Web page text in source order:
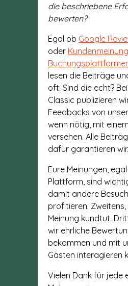
die beschriebene
bewerten?
Egal ob Google
oder
lesen die Beiträge
oft: Sind die echt?
Classic publizieren
Feedbacks von
wenn nötig, mit
versehen. Alle
dafür garantieren wir.
Eure Meinungen,
Plattform, sind
damit andere
profitieren.
Meinung kundtut.
wir ehrliche
bekommen und mit
Gästen interagieren
Vielen Dank für jede